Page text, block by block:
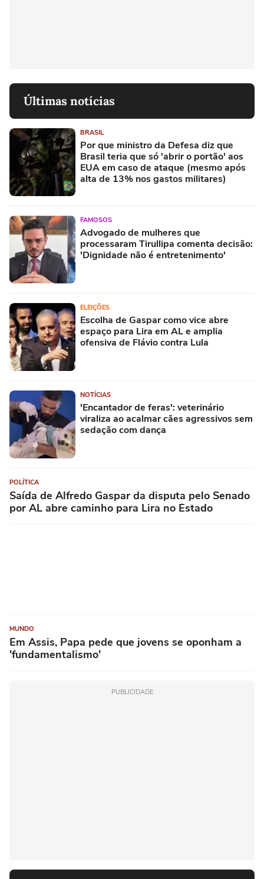
Últimas notícias
BRASIL
Por que ministro da Defesa diz que
Brasil teria que só 'abrir o portão' aos
EUA em caso de ataque (mesmo após
alta de 13% nos gastos militares)
FAMOSOS
Advogado de mulheres que
processaram Tirullipa comenta decisão:
'Dignidade não é entretenimento'
ELEIÇÕES
Escolha de Gaspar como vice abre
espaço para Lira em AL e amplia
ofensiva de Flávio contra Lula
NOTÍCIAS
'Encantador de feras': veterinário
viraliza ao acalmar cães agressivos sem
sedação com dança
POLÍTICA
Saída de Alfredo Gaspar da disputa pelo Senado
por AL abre caminho para Lira no Estado
MUNDO
Em Assis, Papa pede que jovens se oponham a
'fundamentalismo'
PUBLICIDADE